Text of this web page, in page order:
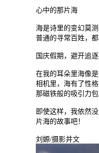
心中的那片海
海是诗里的变幻莫
普通的寻常百姓，
国庆假期，避开追
在我的耳朵里海像
相机里，海有了性
那磁铁般的吸引力
即使这样，我依然
片海的故事吧！
刘嫄/摄影并文